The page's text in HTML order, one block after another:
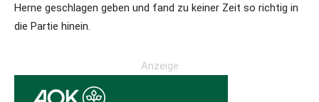
Herne geschlagen geben und fand zu keiner Zeit so richtig in
die Partie hinein.
Anzeige